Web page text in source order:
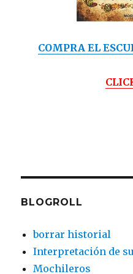
COMPRA EL
BLOGROLL
borrar historial
Interpretación de
Mochileros